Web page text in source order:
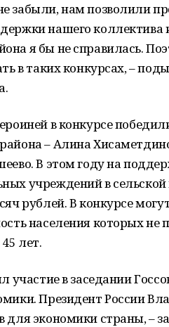
забыли, нам позволили
нашего коллектива
я бы не справилась.
в таких конкурсах, –
в конкурсе
– Алина
В этом году на
учреждений в
рублей. В конкурсе
населения которых не
лет.
участие в заседании
Президент России
для экономики страны, –